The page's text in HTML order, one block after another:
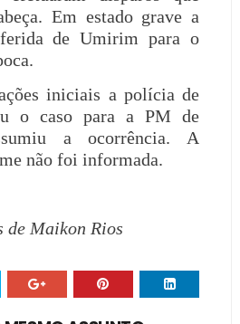
Em estado grave a
de Umirim para o
iniciais a polícia de
o caso para a PM de
a ocorrência. A
não foi informada.
de Maikon Rios